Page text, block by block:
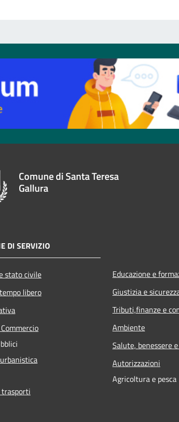
Comune di Santa Teresa
Gallura
DI SERVIZIO
stato civile
libero
Educazione e
Giustizia e
Tributi,finanze e
Ambiente
Salute, benessere
Autorizzazioni
Agricoltura e pesca